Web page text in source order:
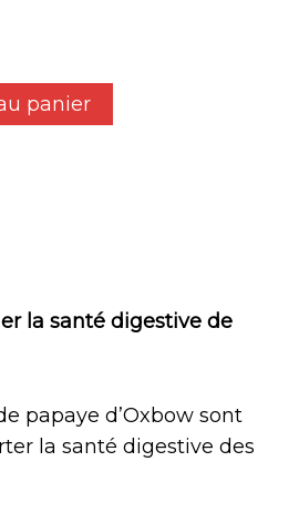
panier
la santé digestive de
papaye d’Oxbow sont
la santé digestive des